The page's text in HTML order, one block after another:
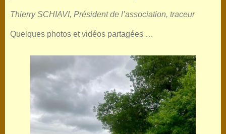
Thierry SCHIAVI, Président de l’association, traceur
Quelques photos et vidéos partagées …